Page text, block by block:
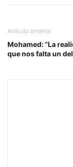
Artículo anterior
Mohamed: “La
que nos falta un